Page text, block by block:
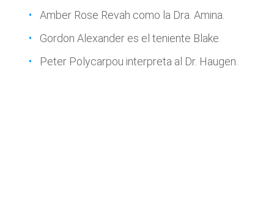
Amber Rose Revah como la Dra. Amina.
Gordon Alexander es el teniente Blake.
Peter Polycarpou interpreta al Dr. Haugen.